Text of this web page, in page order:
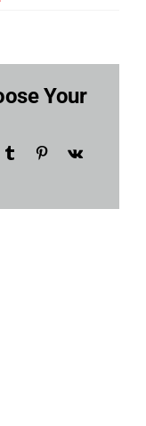
Your
Tumblr Pinterest
Vk